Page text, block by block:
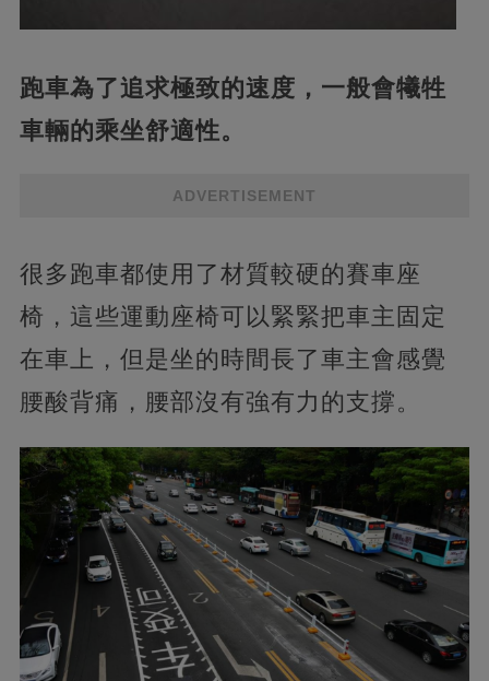
跑車為了追求極致的速度，一般會犧牲
車輛的乘坐舒適性。
ADVERTISEMENT
很多跑車都使用了材質較硬的賽車座
椅，這些運動座椅可以緊緊把車主固定
在車上，但是坐的時間長了車主會感覺
腰酸背痛，腰部沒有強有力的支撐。